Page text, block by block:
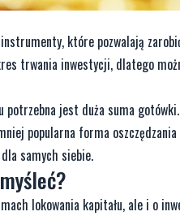
które pozwalają
trwania inwestycji, dlatego
jest duża suma
popularna forma
samych siebie.
lokowania kapitału, ale i o